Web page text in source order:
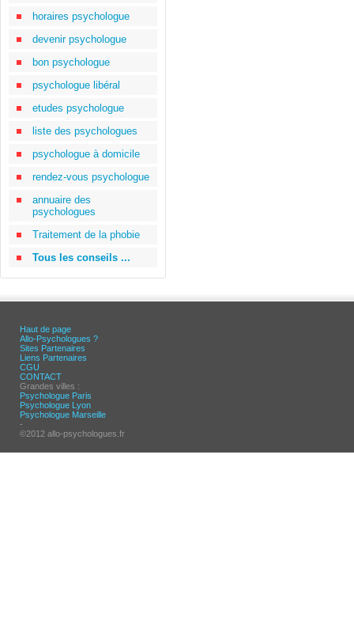
horaires psychologue
devenir psychologue
bon psychologue
psychologue libéral
etudes psychologue
liste des psychologues
psychologue à domicile
rendez-vous psychologue
annuaire des
psychologues
Traitement de la phobie
Tous les conseils ...
Haut de page
Allo-Psychologues ?
Sites Partenaires
Liens Partenaires
CGU
CONTACT
Grandes villes :
Psychologue Paris
Psychologue Lyon
Psychologue Marseille
-
©2012 allo-psychologues.fr